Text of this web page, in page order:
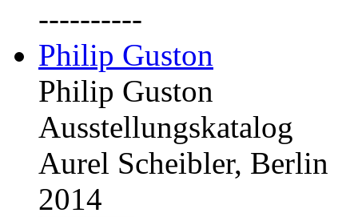
----------
Philip Guston
Philip Guston
Ausstellungskatalog
Aurel Scheibler, Berlin
2014